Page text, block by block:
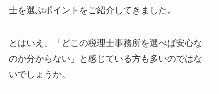
士を選ぶポイントをご紹介してきました。
とはいえ、「どこの税理士事務所を選べば安心な
のか分からない」と感じている方も多いのではな
いでしょうか。